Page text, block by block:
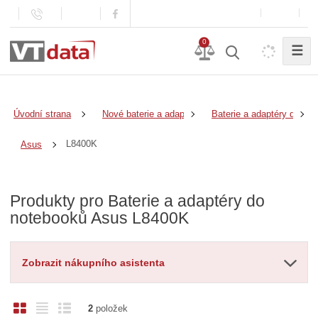
0
☰
Úvodní strana Nové baterie a adaptéry Baterie a adaptéry do
Asus L8400K
Produkty pro Baterie a adaptéry do
notebooků Asus L8400K
Zobrazit nákupního asistenta
O
Ř
2položek